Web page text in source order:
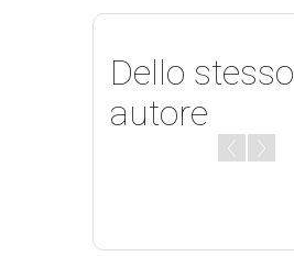
Dello stesso
autore